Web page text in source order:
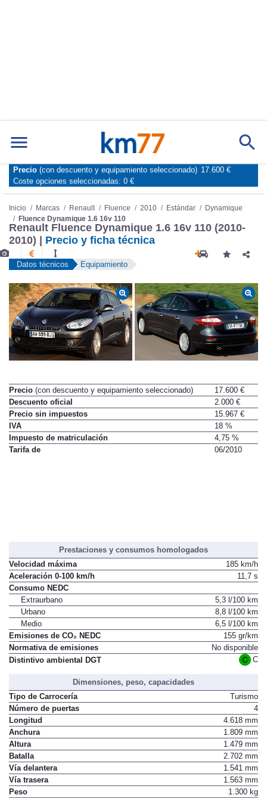
Marcas Comparador de coches
Inicio Marcas Renault Fluence 2010 Estándar
Dynamique
Fluence Dynamique 1.6 16v 110
Renault Fluence Dynamique 1.6 16v 110 (2010-
2010) | Precio y ficha técnica
Datos técnicos Equipamiento
Precio (con descuento y equipamiento seleccionado)
17.600 €
Descuento oficial
2.000 €
Precio sin impuestos
15.967 €
IVA
18 %
Impuesto de matriculación
4,75 %
Tarifa de
06/2010
Prestaciones y consumos homologados
Velocidad máxima
185 km/h
Aceleración 0-100 km/h
11,7 s
Consumo NEDC
Extraurbano
5,3 l/100 km
Urbano
8,8 l/100 km
Medio
6,5 l/100 km
Emisiones de CO₂ NEDC
155 gr/km
Normativa de emisiones
No disponible
Distintivo ambiental DGT
C
Dimensiones, peso, capacidades
Tipo de Carrocería
Turismo
Número de puertas
4
Longitud
4.618 mm
Anchura
1.809 mm
Altura
1.479 mm
Batalla
2.702 mm
Vía delantera
1.541 mm
Vía trasera
1.563 mm
Peso
1.300 kg
Precio (con descuento y equipamiento seleccionado) 17.600 €
Coste opciones seleccionadas: 0 €